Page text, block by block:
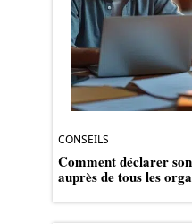
CONSEILS
Comment déclarer
auprès de tous les